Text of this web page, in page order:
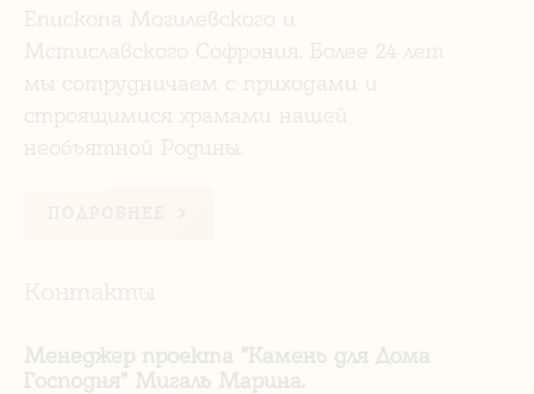
Епископа Могилевского и
Мстиславского Софрония. Более 24 лет
мы сотрудничаем с приходами и
строящимися храмами нашей
необъятной Родины.
Менеджер проекта "Камень для Дома
Господня" Мигаль Марина.